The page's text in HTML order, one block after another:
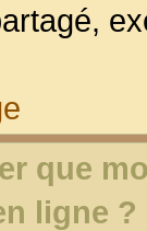
que
ligne ?